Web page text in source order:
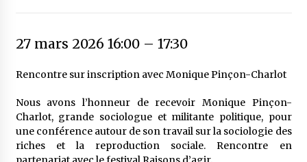
27 mars 2026 16:00– 17:30
Rencontre sur inscription avec Monique Pinçon-Charlot
Nous avons l’honneur de recevoir Monique Pinçon-
Charlot, grande sociologue et militante politique, pour
une conférence autour de son travail sur la sociologie des
riches et la reproduction sociale. Rencontre en